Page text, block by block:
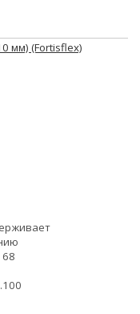
мм) (Fortisflex)